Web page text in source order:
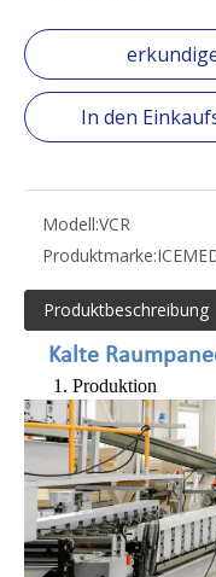
In den
Modell:VCR
Produktmarke:
Produktbeschreibung
Kalte
1. Produktion